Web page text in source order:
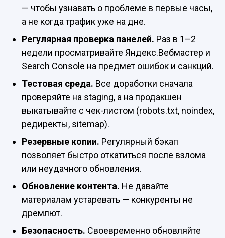
— чтобы узнавать о проблеме в первые часы,
а не когда трафик уже на дне.
Регулярная проверка панелей. Раз в 1–2
недели просматривайте Яндекс.Вебмастер и
Search Console на предмет ошибок и санкций.
Тестовая среда. Все доработки сначала
проверяйте на staging, а на продакшен
выкатывайте с чек-листом (robots.txt, noindex,
редиректы, sitemap).
Резервные копии. Регулярный бэкап
позволяет быстро откатиться после взлома
или неудачного обновления.
Обновление контента. Не давайте
материалам устаревать — конкуренты не
дремлют.
Безопасность. Своевременно обновляйте